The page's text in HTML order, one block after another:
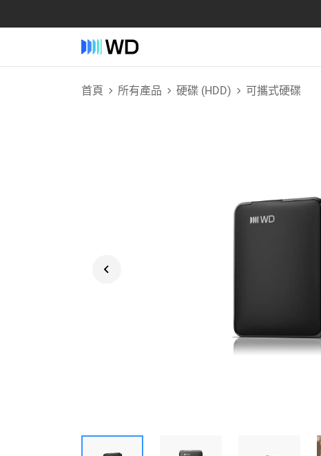
首頁 所有產品 硬碟 (HDD) 可攜式硬碟